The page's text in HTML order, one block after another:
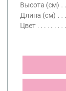
Высота (см)
Длина (см)
Цвет